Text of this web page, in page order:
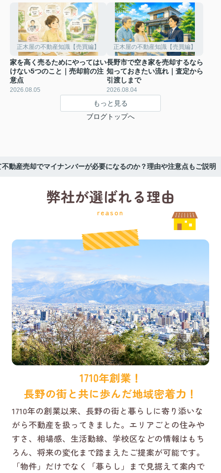
正木屋の不動産知識【売買編】
家を高く売るためにやってはい
けない5つのこと｜売却前の注
意点
2026.08.05
正木屋の不動産知識【売買編】
長野市で空き家を売却するなら
知っておきたい流れ｜査定から
引渡しまで
2026.08.04
もっと見る
ブログトップへ
不動産売却でマイナンバーが必要になるのか？理由や注意点もご説明
弊社が選ばれる理由
reason
1710年創業！
長野の街と共に歩んだ地域密着力！
1710年の創業以来、長野の街と暮らしに寄り添いな
がら不動産を扱ってきました。エリアごとの住みや
すさ、相場感、生活動線、学校区などの情報はもち
ろん、将来の変化まで踏まえたご提案が可能です。
「物件」だけでなく「暮らし」まで見据えて案内で